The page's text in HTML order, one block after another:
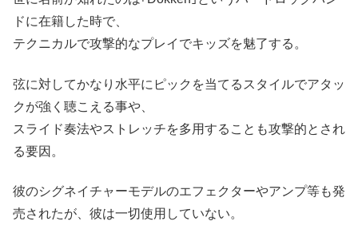
ドに在籍した時で、
テクニカルで攻撃的なプレイでキッズを魅了する。
弦に対してかなり水平にピックを当てるスタイルでアタッ
クが強く聴こえる事や、
スライド奏法やストレッチを多用することも攻撃的とされ
る要因。
彼のシグネイチャーモデルのエフェクターやアンプ等も発
売されたが、彼は一切使用していない。